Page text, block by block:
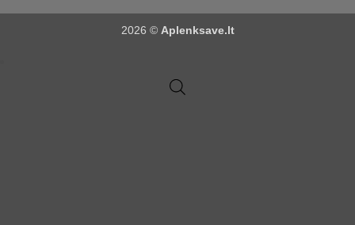
2026 © Aplenksave.lt